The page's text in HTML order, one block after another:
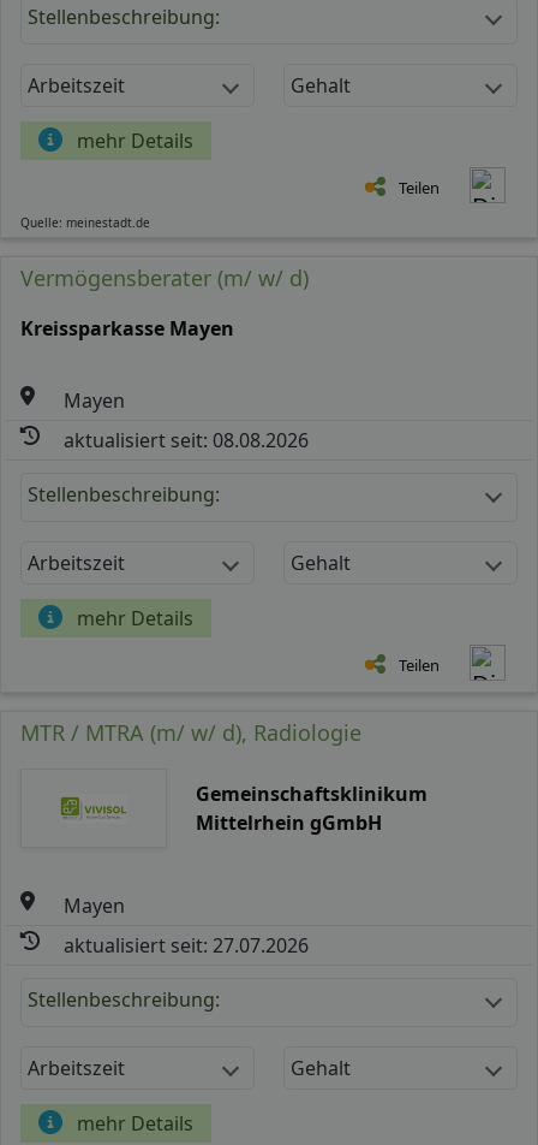
Stellenbeschreibung:
Arbeitszeit Gehalt
mehr Details
Teilen
Quelle: meinestadt.de
Vermögensberater (m/ w/ d)
Kreissparkasse Mayen
Mayen
aktualisiert seit: 08.08.2026
Stellenbeschreibung:
Arbeitszeit Gehalt
mehr Details
Teilen
MTR / MTRA (m/ w/ d), Radiologie
Gemeinschaftsklinikum
Mittelrhein gGmbH
Mayen
aktualisiert seit: 27.07.2026
Stellenbeschreibung:
Arbeitszeit Gehalt
mehr Details